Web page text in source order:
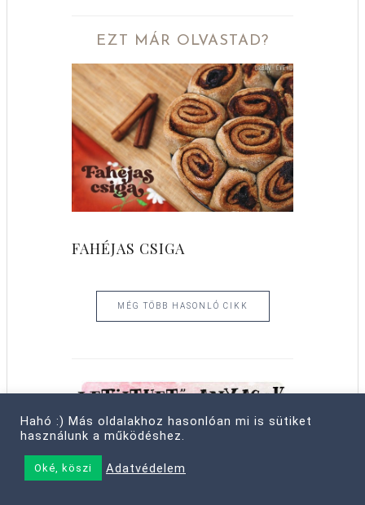
EZT MÁR OLVASTAD?
FAHÉJAS CSIGA
MÉG TÖBB HASONLÓ CIKK
Hahó :) Más oldalakhoz hasonlóan mi is sütiket
használunk a működéshez.
Oké, köszi Adatvédelem